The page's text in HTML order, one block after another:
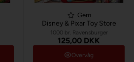
Gem
Disney & Pixar Toy Store
1000 br. Ravensburger
125,00 DKK
Overvåg